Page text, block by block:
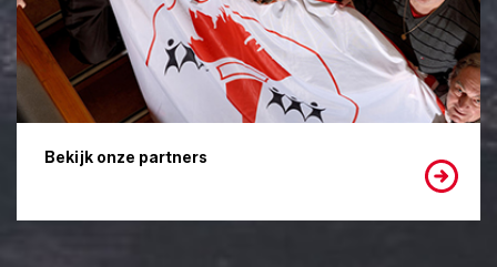
Bekijk onze partners